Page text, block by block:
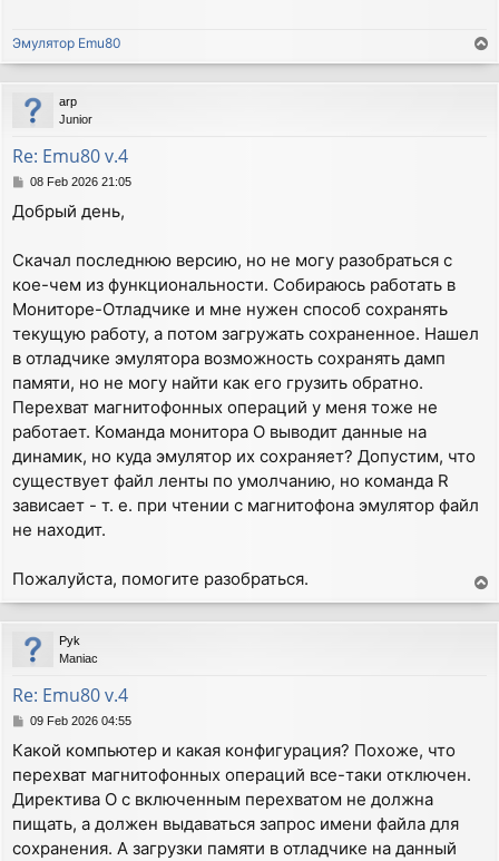
Эмулятор Emu80
o
p
arp
Junior
Re: Emu80 v.4
P
s
08 Feb 2026 21:05
Добрый день,
Скачал последнюю версию, но не могу разобраться с
кое-чем из функциональности. Собираюсь работать в
Мониторе-Отладчике и мне нужен способ сохранять
текущую работу, а потом загружать сохраненное. Нашел
в отладчике эмулятора возможность сохранять дамп
памяти, но не могу найти как его грузить обратно.
Перехват магнитофонных операций у меня тоже не
работает. Команда монитора O выводит данные на
динамик, но куда эмулятор их сохраняет? Допустим, что
существует файл ленты по умолчанию, но команда R
зависает - т. е. при чтении с магнитофона эмулятор файл
не находит.
Пожалуйста, помогите разобраться.
o
p
Pyk
Maniac
Re: Emu80 v.4
P
s
t
09 Feb 2026 04:55
Какой компьютер и какая конфигурация? Похоже, что
перехват магнитофонных операций все-таки отключен.
Директива О с включенным перехватом не должна
пищать, а должен выдаваться запрос имени файла для
сохранения. А загрузки памяти в отладчике на данный